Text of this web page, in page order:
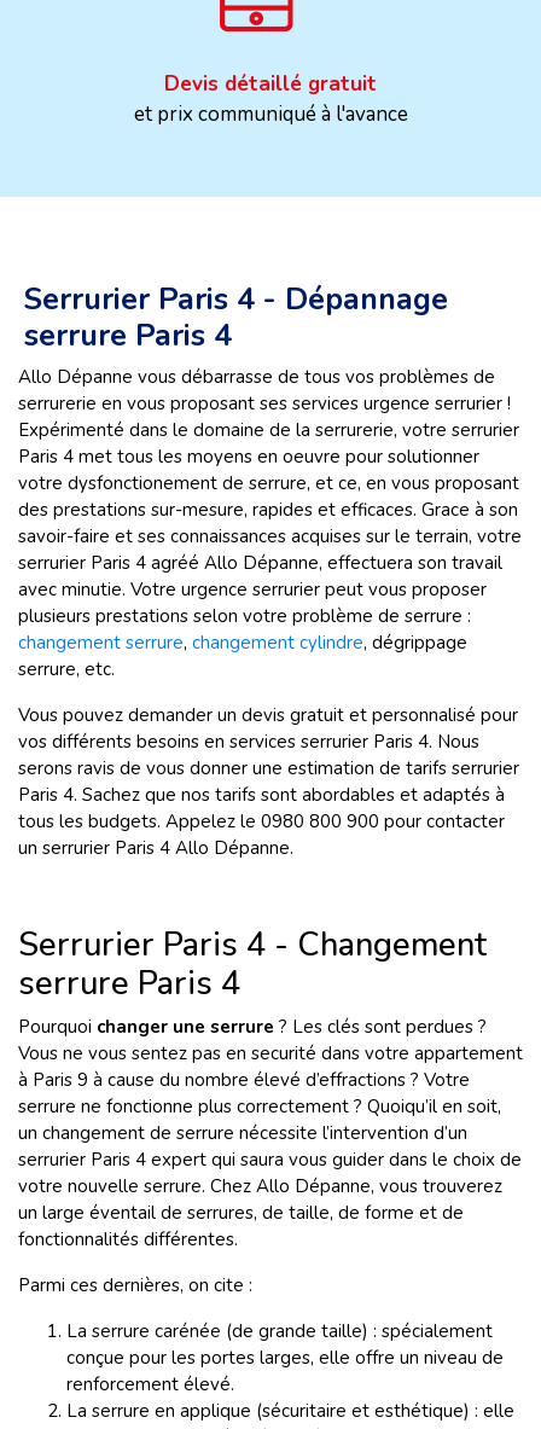
Devis détaillé gratuit
et prix communiqué à l'avance
Serrurier Paris 4 - Dépannage
serrure Paris 4
Allo Dépanne vous débarrasse de tous vos problèmes de
serrurerie en vous proposant ses services urgence serrurier !
Expérimenté dans le domaine de la serrurerie, votre serrurier
Paris 4 met tous les moyens en oeuvre pour solutionner
votre dysfonctionement de serrure, et ce, en vous proposant
des prestations sur-mesure, rapides et efficaces. Grace à son
savoir-faire et ses connaissances acquises sur le terrain, votre
serrurier Paris 4 agréé Allo Dépanne, effectuera son travail
avec minutie. Votre urgence serrurier peut vous proposer
plusieurs prestations selon votre problème de serrure :
changement serrure, changement cylindre, dégrippage
serrure, etc.
Vous pouvez demander un devis gratuit et personnalisé pour
vos différents besoins en services serrurier Paris 4. Nous
serons ravis de vous donner une estimation de tarifs serrurier
Paris 4. Sachez que nos tarifs sont abordables et adaptés à
tous les budgets. Appelez le 0980 800 900 pour contacter
un serrurier Paris 4 Allo Dépanne.
Serrurier Paris 4 - Changement
serrure Paris 4
Pourquoi changer une serrure ? Les clés sont perdues ?
Vous ne vous sentez pas en securité dans votre appartement
à Paris 9 à cause du nombre élevé d’effractions ? Votre
serrure ne fonctionne plus correctement ? Quoiqu’il en soit,
un changement de serrure nécessite l’intervention d’un
serrurier Paris 4 expert qui saura vous guider dans le choix de
votre nouvelle serrure. Chez Allo Dépanne, vous trouverez
un large éventail de serrures, de taille, de forme et de
fonctionnalités différentes.
Parmi ces dernières, on cite :
La serrure carénée (de grande taille) : spécialement
conçue pour les portes larges, elle offre un niveau de
renforcement élevé.
La serrure en applique (sécuritaire et esthétique) : elle